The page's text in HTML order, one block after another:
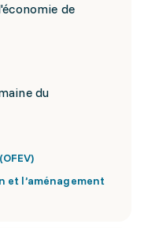
de
du
et l’aménagement